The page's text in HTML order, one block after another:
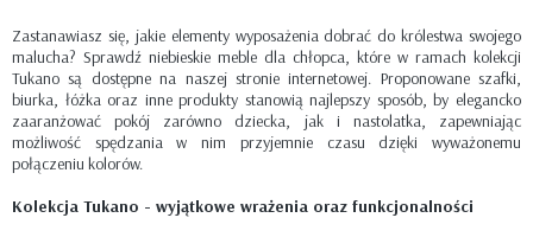
Zastanawiasz się, jakie elementy wyposażenia dobrać do królestwa swojego
malucha? Sprawdź niebieskie meble dla chłopca, które w ramach kolekcji
Tukano są dostępne na naszej stronie internetowej. Proponowane szafki,
biurka, łóżka oraz inne produkty stanowią najlepszy sposób, by elegancko
zaaranżować pokój zarówno dziecka, jak i nastolatka, zapewniając
możliwość spędzania w nim przyjemnie czasu dzięki wyważonemu
połączeniu kolorów.
Kolekcja Tukano - wyjątkowe wrażenia oraz funkcjonalności